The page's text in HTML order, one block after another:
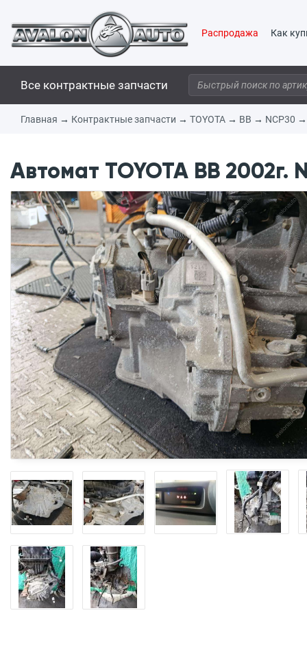
Распродажа Как
Все контрактные запчасти
Главная → Контрактные запчасти → TOYOTA → BB → NCP30
Автомат TOYOTA BB 2002г.